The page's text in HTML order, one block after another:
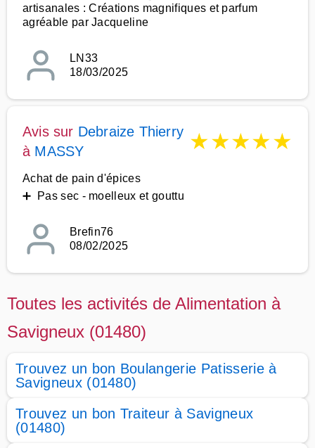
artisanales : Créations magnifiques et parfum
agréable par Jacqueline
LN33
18/03/2025
Avis sur Debraize Thierry
à MASSY ★★★★★
Achat de pain d'épices
➕ Pas sec - moelleux et gouttu
Brefin76
08/02/2025
Toutes les activités de Alimentation à
Savigneux (01480)
Trouvez un bon Boulangerie Patisserie à
Savigneux (01480)
Trouvez un bon Traiteur à Savigneux
(01480)